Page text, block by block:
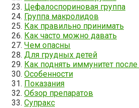
Цефалоспориновая группа
Группа макролидов
Как правильно принимать
Как часто можно давать
Чем опасны
Для грудных детей
Как поднять иммунитет
Особенности
Показания
Обзор препаратов
Супракс